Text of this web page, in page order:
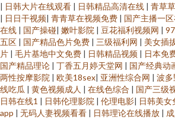
| 日韩大片在线观看 | 日韩精品高清在线 | 青草
| 日日干视频| 青青草在视频免费 | 国产主播一
在线 | 国产操碰| 嫩叶影院 | 豆花福利视频网 |
五区 | 国产精品色片免费 | 三级福利网 | 美女插
片 | 毛片基地中文免费 | 日韩精品视频 | 日本免
国产精品理论 | 丁香五月婷天堂网 | 国产经典动
两性按摩影院 | 欧美18sex| 亚洲性综合网 | 波多
线吃瓜 | 黄色视频成人 | 在线色综合 | 国产三级
日韩在线1 | 日韩伦理影院 | 伦理电影| 日韩美女
app | 无码人妻视频看看 | 日韩理论在线播放 |